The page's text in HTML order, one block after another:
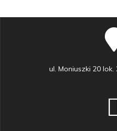
ul. Moniuszki 20